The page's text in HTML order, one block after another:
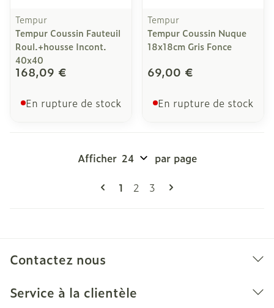
Tempur
Tempur Coussin Fauteuil
Roul.+housse Incont.
40x40
168,09 €
En rupture de stock
Tempur
Tempur Coussin Nuque
18x18cm Gris Fonce
69,00 €
En rupture de stock
Pages
Vous lisez actuellement la page
1 Page
2 Page
3
Afficher par page
Contactez nous
Service à la clientèle